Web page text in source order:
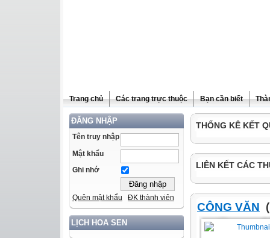
Trang chủ Các trang trực thuộc Bạn cần biết
ĐĂNG NHẬP
Tên truy nhập
Mật khẩu
Ghi nhớ
Quên mật khẩu ĐK thành viên
LỊCH HOA SEN
THỐNG KÊ KẾT
LIÊN KẾT CÁC
CÔNG VĂN